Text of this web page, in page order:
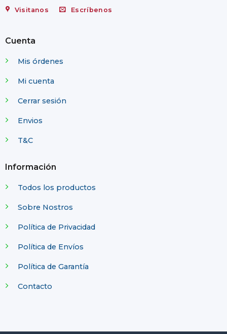
Visitanos Escríbenos
Cuenta
Mis órdenes
Mi cuenta
Cerrar sesión
Envios
T&C
Información
Todos los productos
Sobre Nostros
Política de Privacidad
Política de Envíos
Política de Garantía
Contacto